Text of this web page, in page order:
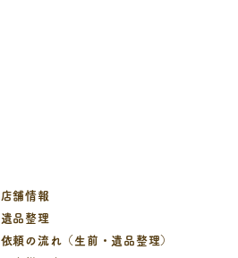
店舗情報
遺品整理
依頼の流れ（生前・遺品整理）